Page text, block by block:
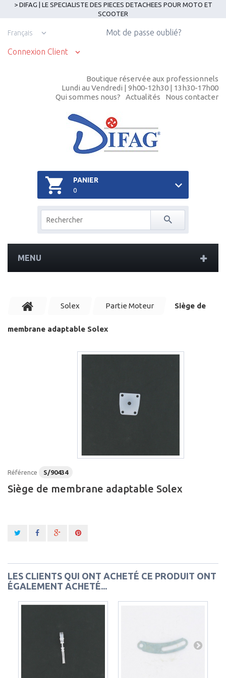
> DIFAG | LE SPECIALISTE DES PIECES DETACHEES POUR MOTO ET
SCOOTER
Français
Connexion Client
Mot de passe oublié?
Boutique réservée aux professionnels
Lundi au Vendredi | 9h00-12h30 | 13h30-17h00
Qui sommes nous?
Actualités Nous contacter
PANIER
0
MENU
Solex Partie Moteur Siège de
membrane adaptable Solex
Référence S/90434
Siège de membrane adaptable Solex
LES CLIENTS QUI ONT ACHETÉ CE PRODUIT ONT
ÉGALEMENT ACHETÉ...